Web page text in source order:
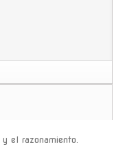
el razonamiento.